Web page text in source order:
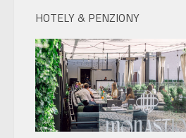
HOTELY & PENZIONY